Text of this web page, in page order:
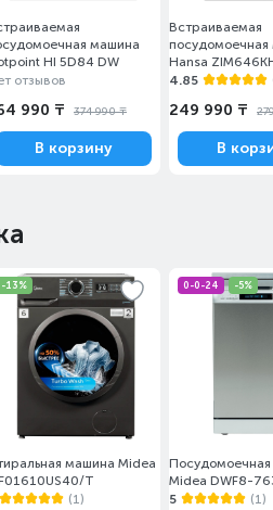
машина
HI 5D84 DW
отзывов
990 ₸ 374 990 ₸
В корзину
Встраиваемая
Hansa
4.85
249 990 ₸
В
-13%
машина Midea
T
(1)
0-0-24 -5%
Midea DWF8-
5
(1)